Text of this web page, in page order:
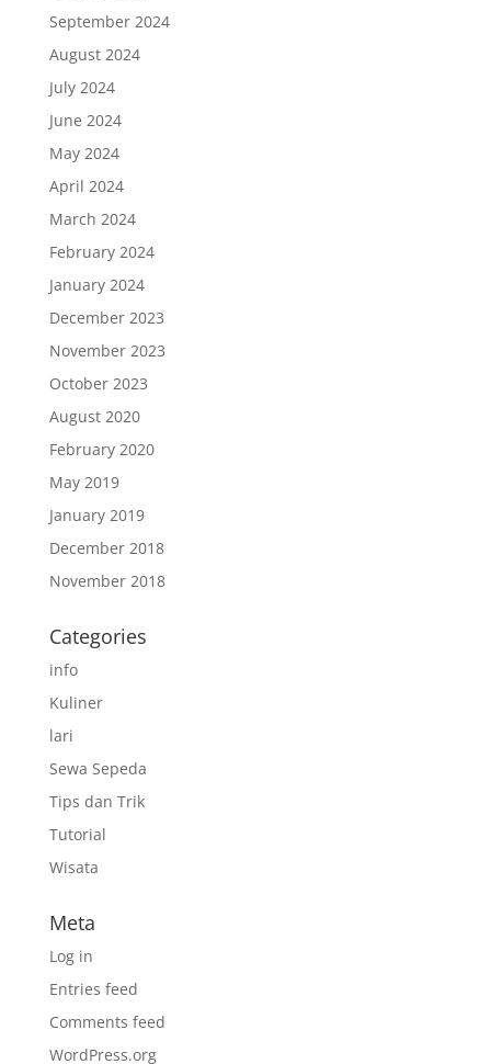
September 2024
August 2024
July 2024
June 2024
May 2024
April 2024
March 2024
February 2024
January 2024
December 2023
November 2023
October 2023
August 2020
February 2020
May 2019
January 2019
December 2018
November 2018
Categories
info
Kuliner
lari
Sewa Sepeda
Tips dan Trik
Tutorial
Wisata
Meta
Log in
Entries feed
Comments feed
WordPress.org